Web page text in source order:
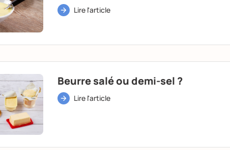
Lire l'article
Beurre salé ou demi-sel ?
Lire l'article